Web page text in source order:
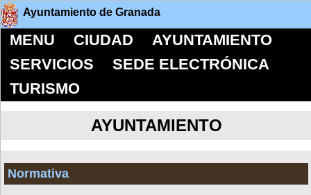
Ayuntamiento de Granada
MENU CIUDAD
AYUNTAMIENTO
SERVICIOS
SEDE ELECTRÓNICA
TURISMO
AYUNTAMIENTO
Normativa